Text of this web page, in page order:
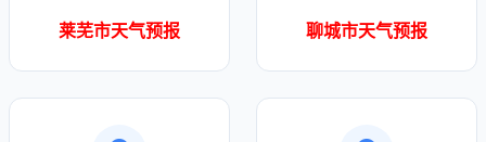
莱芜市天气预报 聊城市天气预报